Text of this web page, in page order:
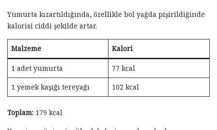
Yumurta kızartıldığında, özellikle bol yağda pişirildiğinde
kalorisi ciddi şekilde artar.
Malzeme Kalori
1 adet yumurta 77 kcal
1 yemek kaşığı tereyağı 102 kcal
Toplam: 179 kcal